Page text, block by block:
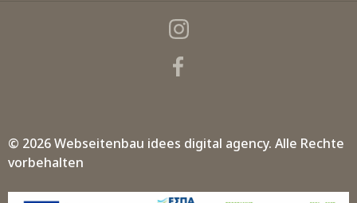
© 2026 Webseitenbau idees digital agency. Alle Rechte
vorbehalten